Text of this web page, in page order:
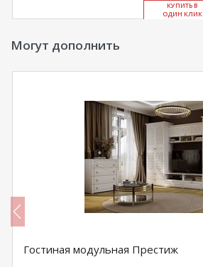
КУ­ПИТЬ В
ОДИН КЛИК
Могут дополнить
Гостиная модульная Престиж